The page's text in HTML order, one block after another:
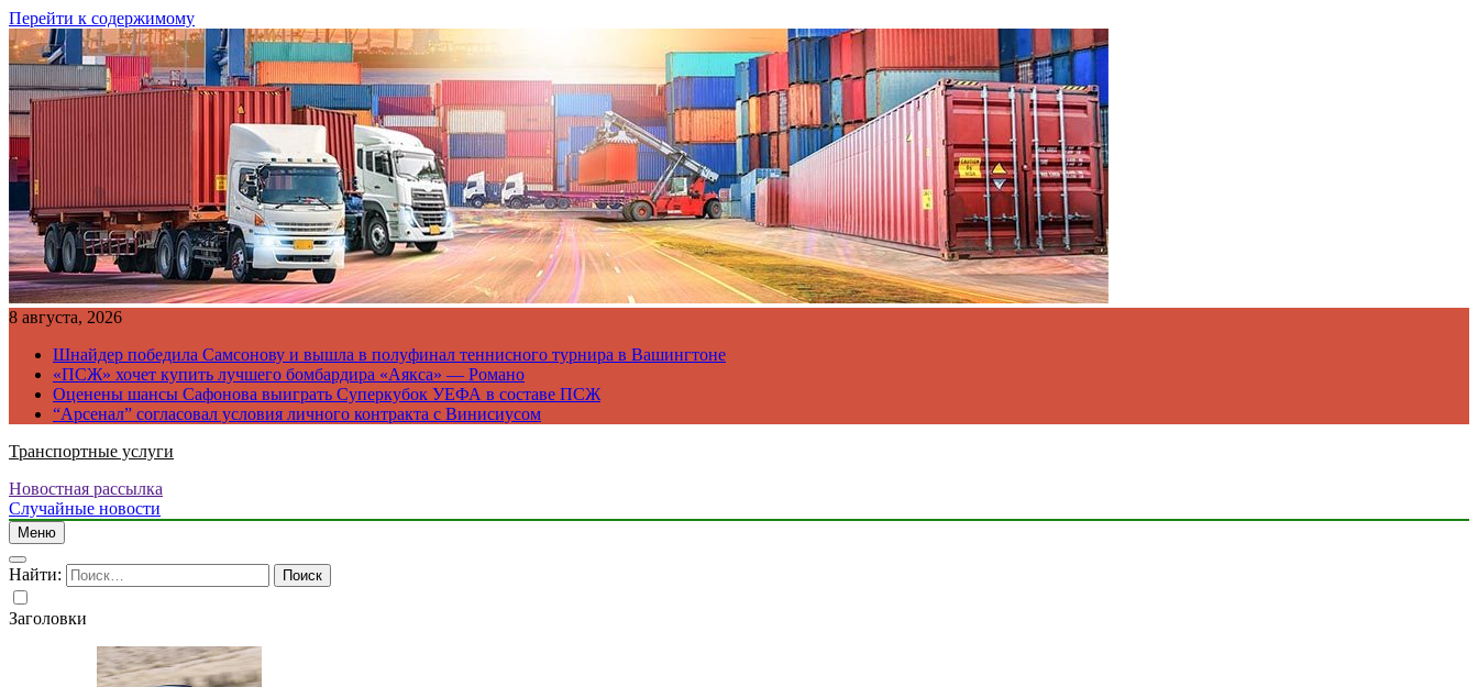
Перейти к содержимому
8 августа, 2026
Шнайдер победила Самсонову и вышла в полуфинал теннисного турнира в Вашингтоне
«ПСЖ» хочет купить лучшего бомбардира «Аякса» — Романо
Оценены шансы Сафонова выиграть Суперкубок УЕФА в составе ПСЖ
“Арсенал” согласовал условия личного контракта с Винисиусом
Транспортные услуги
Новостная рассылка
Случайные новости
Меню
Найти:
Заголовки